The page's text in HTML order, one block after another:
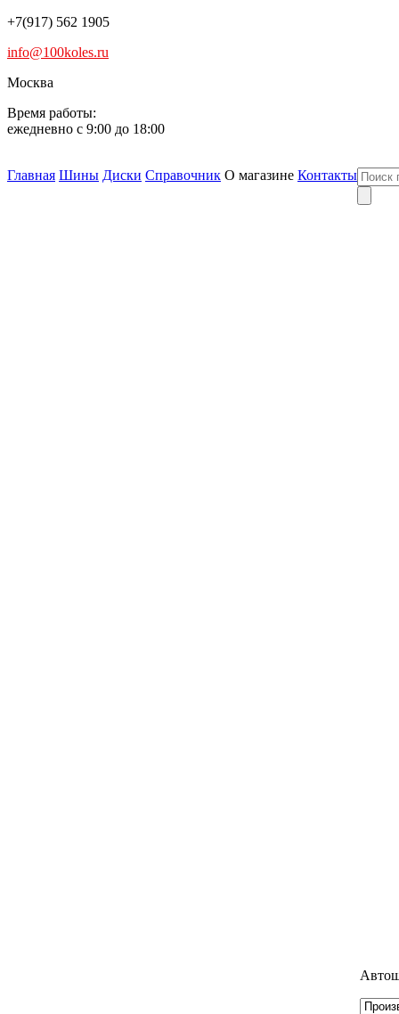
+7(917) 562 1905
info@100koles.ru
Москва
Время работы:
ежедневно с 9:00 до 18:00
Главная Шины Диски Справочник О магазине Контакты